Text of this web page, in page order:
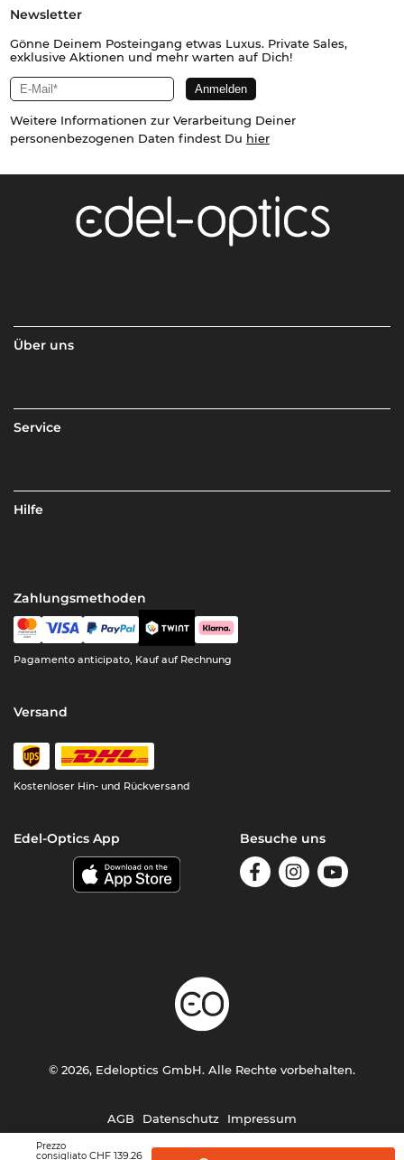
Prezzo
consigliato CHF 139.26
Newsletter
Gönne Deinem Posteingang etwas Luxus. Private Sales,
exklusive Aktionen und mehr warten auf Dich!
Weitere Informationen zur Verarbeitung Deiner
personenbezogenen Daten findest Du hier
Über uns
Service
Hilfe
Zahlungsmethoden
Pagamento anticipato, Kauf auf Rechnung
Versand
Kostenloser Hin- und Rückversand
Edel-Optics App Besuche uns
AGB Datenschutz Impressum
© 2026, Edeloptics GmbH. Alle Rechte vorbehalten.